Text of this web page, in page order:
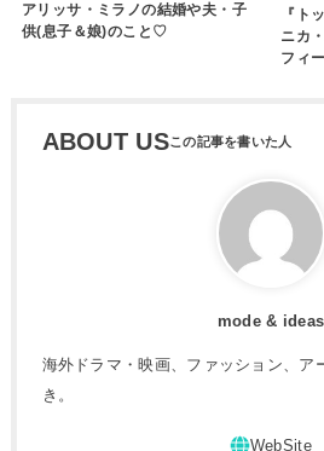
アリッサ・ミラノの結婚や夫・子
供(息子＆娘)のこと♡
『ト
ニカ
フィ
ABOUT US
mode & ideas
海外ドラマ・映画、ファッション、ア
き。